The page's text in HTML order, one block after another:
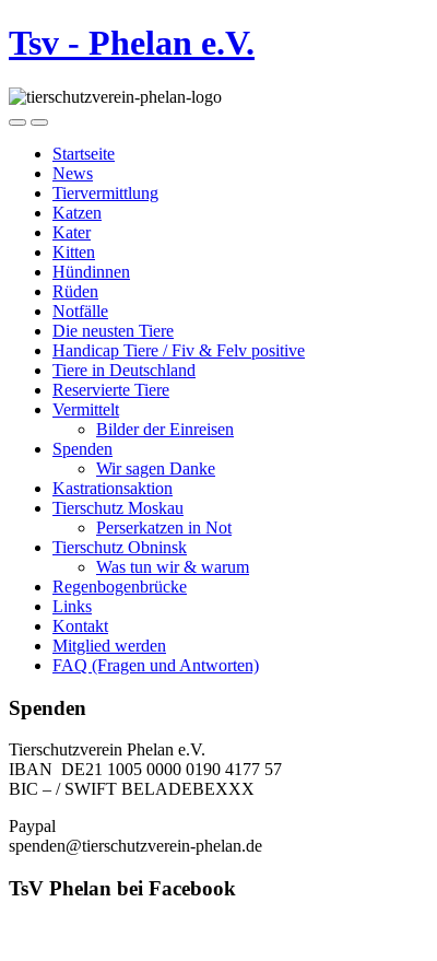
Tsv - Phelan e.V.
Startseite
News
Tiervermittlung
Katzen
Kater
Kitten
Hündinnen
Rüden
Notfälle
Die neusten Tiere
Handicap Tiere / Fiv & Felv positive
Tiere in Deutschland
Reservierte Tiere
Vermittelt
Bilder der Einreisen
Spenden
Wir sagen Danke
Kastrationsaktion
Tierschutz Moskau
Perserkatzen in Not
Tierschutz Obninsk
Was tun wir & warum
Regenbogenbrücke
Links
Kontakt
Mitglied werden
FAQ (Fragen und Antworten)
Spenden
Tierschutzverein Phelan e.V.
IBAN DE21 1005 0000 0190 4177 57
BIC – / SWIFT BELADEBEXXX
Paypal
spenden@tierschutzverein-phelan.de
TsV Phelan bei Facebook